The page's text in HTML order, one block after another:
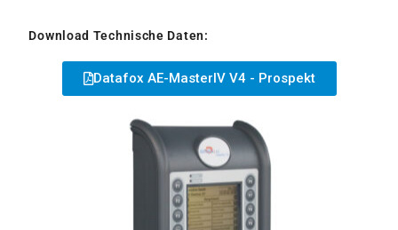
Download Technische Daten:
Datafox AE-MasterIV V4 - Prospekt